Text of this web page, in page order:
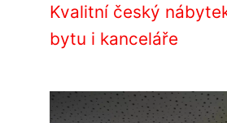
Kvalitní český
bytu i kanceláře